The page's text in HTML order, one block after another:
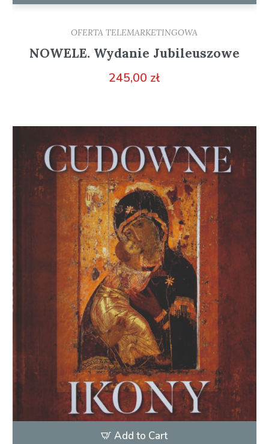
OFERTA TELEMARKETINGOWA
NOWELE. Wydanie Jubileuszowe
245,00 zł
Add to Cart